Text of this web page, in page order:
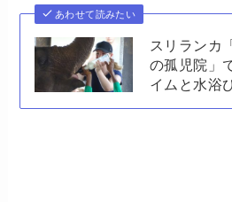
あわせて読みたい
スリランカ
の孤児院」
イムと水浴